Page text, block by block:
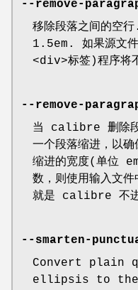
--remove-
移除段落之间的空
1.5em. 如果源文
<div>标签)程序将
--remove-
当 calibre 删除段
一个段落缩进，以
缩进的宽度(单位
数，则使用输入文
就是 calibre 不进
--smarten-
Convert plain
ellipsis to